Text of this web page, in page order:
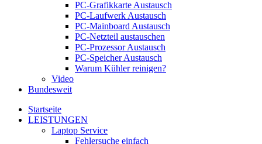
PC-Grafikkarte Austausch
PC-Laufwerk Austausch
PC-Mainboard Austausch
PC-Netzteil austauschen
PC-Prozessor Austausch
PC-Speicher Austausch
Warum Kühler reinigen?
Video
Bundesweit
Startseite
LEISTUNGEN
Laptop Service
Fehlersuche einfach